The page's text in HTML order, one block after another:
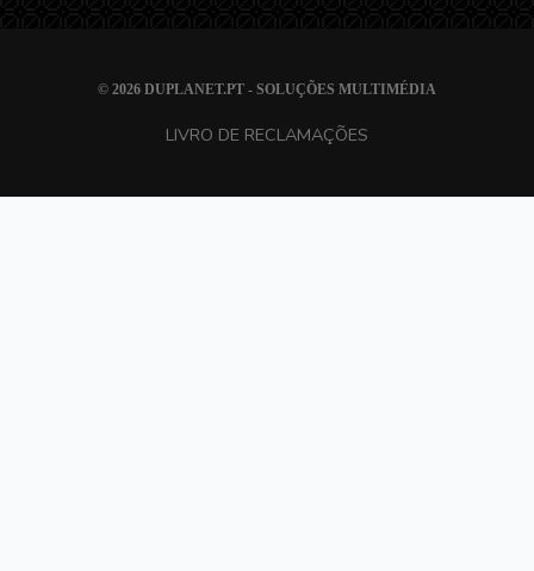
© 2026 DUPLANET.PT - SOLUÇÕES MULTIMÉDIA
LIVRO DE RECLAMAÇÕES